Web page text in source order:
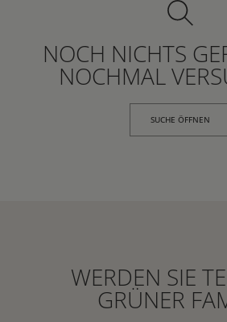
NOCH NICHTS
NOCHMAL
SUCHE ÖFFNEN
WERDEN SIE
GRÜNER